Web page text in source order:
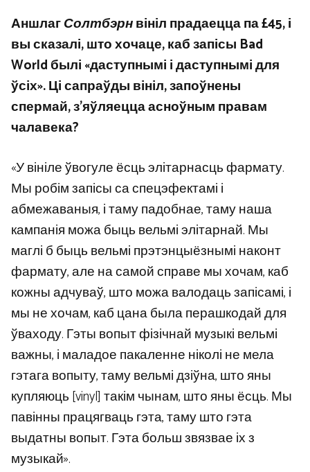
АншлагСолтбэрнвініл прадаецца па £45, і
вы сказалі, што хочаце, каб запісы Bad
World былі «даступнымі і даступнымі для
ўсіх». Ці сапраўды вініл, запоўнены
спермай, з’яўляецца асноўным правам
чалавека?
«У вініле ўвогуле ёсць элітарнасць фармату.
Мы робім запісы са спецэфектамі і
абмежаваныя, і таму падобнае, таму наша
кампанія можа быць вельмі элітарнай. Мы
маглі б быць вельмі прэтэнцыёзнымі наконт
фармату, але на самой справе мы хочам, каб
кожны адчуваў, што можа валодаць запісамі, і
мы не хочам, каб цана была перашкодай для
ўваходу. Гэты вопыт фізічнай музыкі вельмі
важны, і маладое пакаленне ніколі не мела
гэтага вопыту, таму вельмі дзіўна, што яны
купляюць [vinyl] такім чынам, што яны ёсць. Мы
павінны працягваць гэта, таму што гэта
выдатны вопыт. Гэта больш звязвае іх з
музыкай».